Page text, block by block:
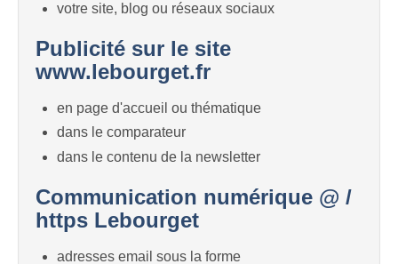
votre site, blog ou réseaux sociaux
Publicité sur le site
www.lebourget.fr
en page d'accueil ou thématique
dans le comparateur
dans le contenu de la newsletter
Communication numérique @ /
https Lebourget
adresses email sous la forme